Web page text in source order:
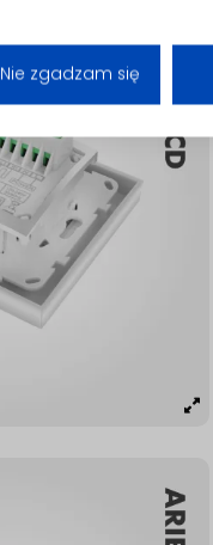
Nie zgadzam się